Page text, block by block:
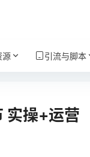
源 引流与脚本
实操+运营